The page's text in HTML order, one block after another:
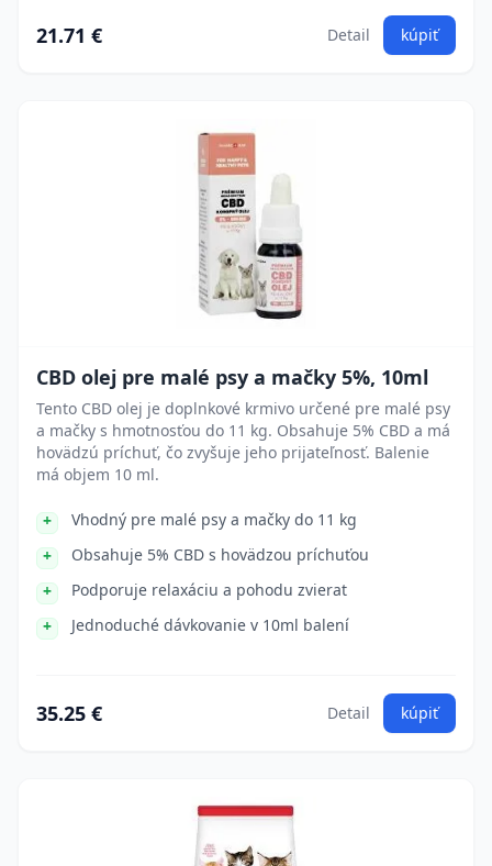
21.71 € Detail kúpiť
CBD olej pre malé psy a mačky 5%, 10ml
Tento CBD olej je doplnkové krmivo určené pre malé psy
a mačky s hmotnosťou do 11 kg. Obsahuje 5% CBD a má
hovädzú príchuť, čo zvyšuje jeho prijateľnosť. Balenie
má objem 10 ml.
Vhodný pre malé psy a mačky do 11 kg
Obsahuje 5% CBD s hovädzou príchuťou
Podporuje relaxáciu a pohodu zvierat
Jednoduché dávkovanie v 10ml balení
35.25 € Detail kúpiť